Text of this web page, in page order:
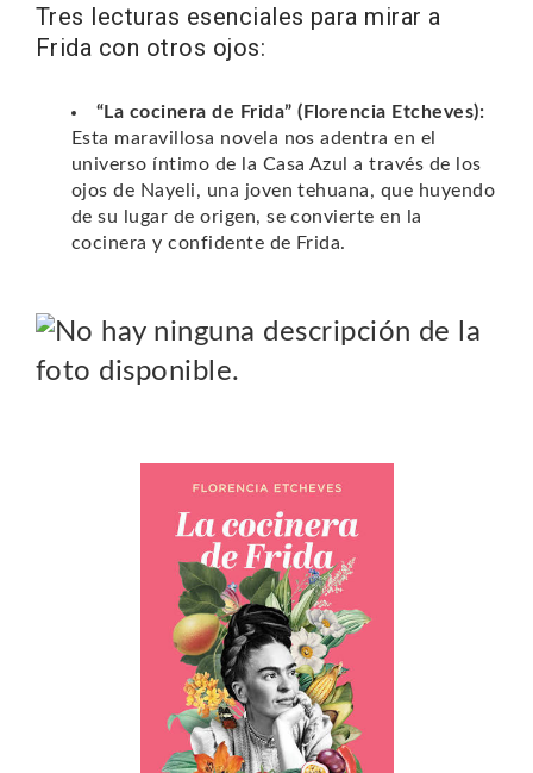
Tres lecturas esenciales para mirar a
Frida con otros ojos:
“La cocinera de Frida” (Florencia Etcheves):
Esta maravillosa novela nos adentra en el
universo íntimo de la Casa Azul a través de los
ojos de Nayeli, una joven tehuana, que huyendo
de su lugar de origen, se convierte en la
cocinera y confidente de Frida.